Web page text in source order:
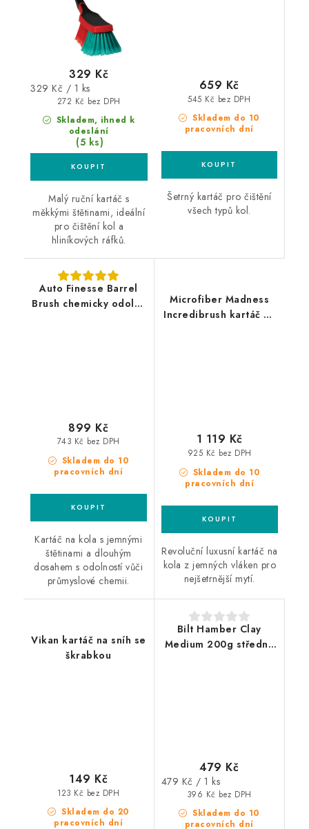
Skladem, ihned k
odeslání
(5 ks)
272 Kč bez DPH
329 Kč
Měrná
329 Kč / 1 ks
Malý ruční kartáč s
měkkými štětinami, ideální
pro čištění kol a
hliníkových ráfků.
Skladem do 10
pracovních dní
545 Kč bez DPH
659 Kč
Šetrný kartáč pro čištění
všech typů kol.
Auto Finesse Barrel
Brush chemicky odolný
Skladem do 10
pracovních dní
743 Kč bez DPH
899 Kč
Kartáč na kola s jemnými
štětinami a dlouhým
dosahem s odolností vůči
průmyslové chemii.
Microfiber Madness
Incredibrush kartáč na
Skladem do 10
pracovních dní
925 Kč bez DPH
1 119 Kč
Revoluční luxusní kartáč na
kola z jemných vláken pro
nejšetrnější mytí.
Vikan kartáč na sníh se
škrabkou
Skladem do 20
pracovních dní
123 Kč bez DPH
149 Kč
Bilt Hamber Clay
Medium 200g středně
Skladem do 10
pracovních dní
396 Kč bez DPH
479 Kč
Měrná
479 Kč / 1 ks